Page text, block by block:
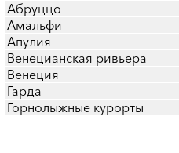
Абруццо
Амальфи
Апулия
Венецианская ривьера
Венеция
Гарда
Горнолыжные курорты